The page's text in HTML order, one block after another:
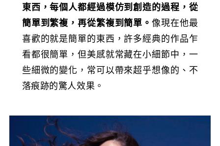
東西，每個人都經過模仿到創造的過程，從
簡單到繁複，再從繁複到簡單。像現在他最
喜歡的就是簡單的東西，許多經典的作品乍
看都很簡單，但美感就常藏在小細節中，一
些細微的變化，常可以帶來超乎想像的、不
落痕跡的驚人效果。